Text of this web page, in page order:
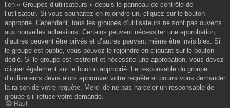
lien « Groupes d’utilisateurs » depuis le panneau de contrôle de
l’utilisateur. Si vous souhaitez en rejoindre un, cliquez sur le bouton
approprié. Cependant, tous les groupes d’utilisateurs ne sont pas ouverts
aux nouvelles adhésions. Certains peuvent nécessiter une approbation,
d’autres peuvent être privés et d’autres peuvent même être invisibles. Si
le groupe est public, vous pouvez le rejoindre en cliquant sur le bouton
dédié. Si le groupe est restreint et nécessite une approbation, vous devez
cliquer également sur le bouton approprié. Le responsable du groupe
d’utilisateurs devra alors approuver votre requête et pourra vous demander
la raison de votre requête. Merci de ne pas harceler un responsable de
groupe s’il refuse votre demande.
Haut